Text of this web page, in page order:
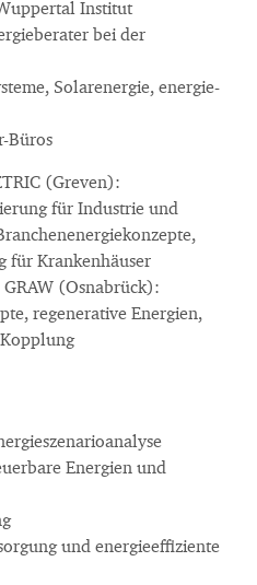
Institut
bei der
Solarenergie, energie-
Büros
(Greven):
für Industrie und
für Krankenhäuser
(Osnabrück):
regenerative Energien,
Energien und
und energieeffiziente